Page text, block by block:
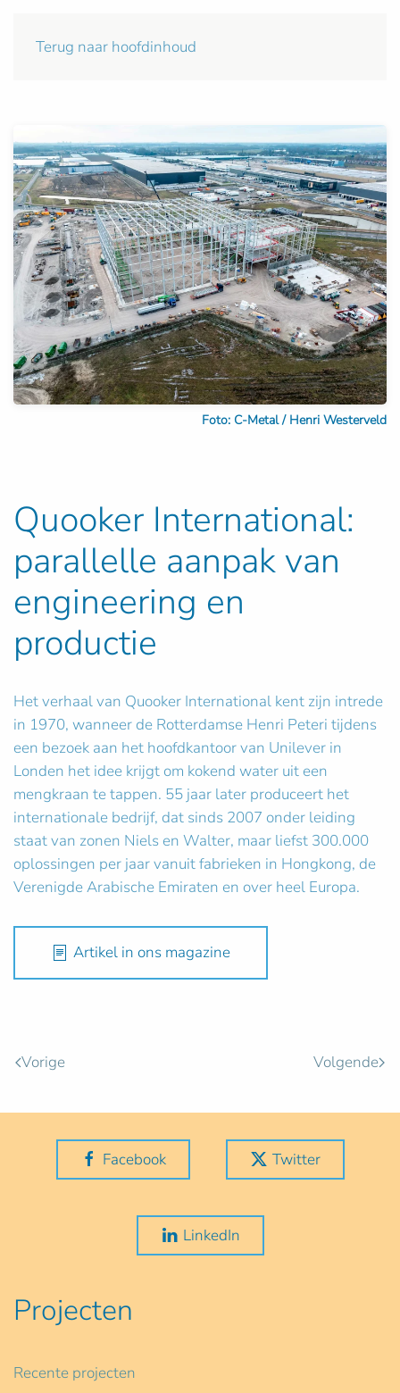
Terug naar hoofdinhoud
Foto: C-Metal / Henri Westerveld
Quooker International:
parallelle aanpak van
engineering en
productie
Het verhaal van Quooker International kent zijn intrede
in 1970, wanneer de Rotterdamse Henri Peteri tijdens
een bezoek aan het hoofdkantoor van Unilever in
Londen het idee krijgt om kokend water uit een
mengkraan te tappen. 55 jaar later produceert het
internationale bedrijf, dat sinds 2007 onder leiding
staat van zonen Niels en Walter, maar liefst 300.000
oplossingen per jaar vanuit fabrieken in Hongkong, de
Verenigde Arabische Emiraten en over heel Europa.
Artikel in ons magazine
Vorige Volgende
Facebook Twitter
LinkedIn
Projecten
Recente projecten